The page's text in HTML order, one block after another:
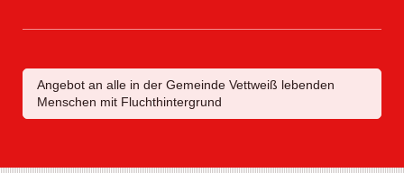
Angebot an alle in der Gemeinde Vettweiß lebenden
Menschen mit Fluchthintergrund